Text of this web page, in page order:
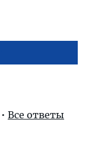
• Все ответы